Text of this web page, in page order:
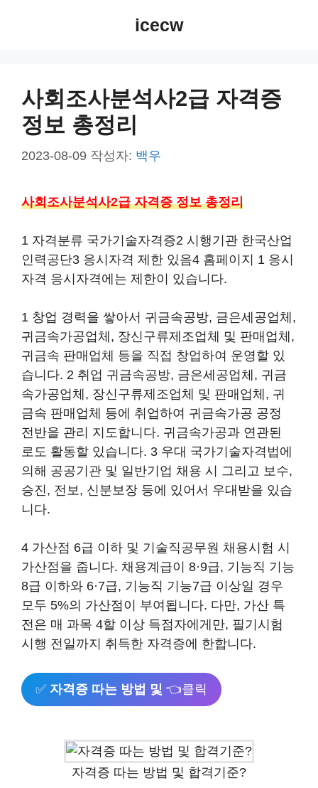
icecw
사회조사분석사2급 자격증
정보 총정리
2023-08-09 작성자: 백우
사회조사분석사2급 자격증 정보 총정리
1 자격분류 국가기술자격증2 시행기관 한국산업
인력공단3 응시자격 제한 있음4 홈페이지 1 응시
자격 응시자격에는 제한이 있습니다.
1 창업 경력을 쌓아서 귀금속공방, 금은세공업체,
귀금속가공업체, 장신구류제조업체 및 판매업체,
귀금속 판매업체 등을 직접 창업하여 운영할 있
습니다. 2 취업 귀금속공방, 금은세공업체, 귀금
속가공업체, 장신구류제조업체 및 판매업체, 귀
금속 판매업체 등에 취업하여 귀금속가공 공정
전반을 관리 지도합니다. 귀금속가공과 연관된
로도 활동할 있습니다. 3 우대 국가기술자격법에
의해 공공기관 및 일반기업 채용 시 그리고 보수,
승진, 전보, 신분보장 등에 있어서 우대받을 있습
니다.
4 가산점 6급 이하 및 기술직공무원 채용시험 시
가산점을 줍니다. 채용계급이 8·9급, 기능직 기능
8급 이하와 6·7급, 기능직 기능7급 이상일 경우
모두 5%의 가산점이 부여됩니다. 다만, 가산 특
전은 매 과목 4할 이상 득점자에게만, 필기시험
시행 전일까지 취득한 자격증에 한합니다.
✅ 자격증 따는 방법 및 👈클릭
자격증 따는 방법 및 합격기준?